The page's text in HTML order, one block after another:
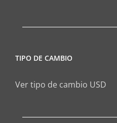
TIPO DE CAMBIO
Ver tipo de cambio USD